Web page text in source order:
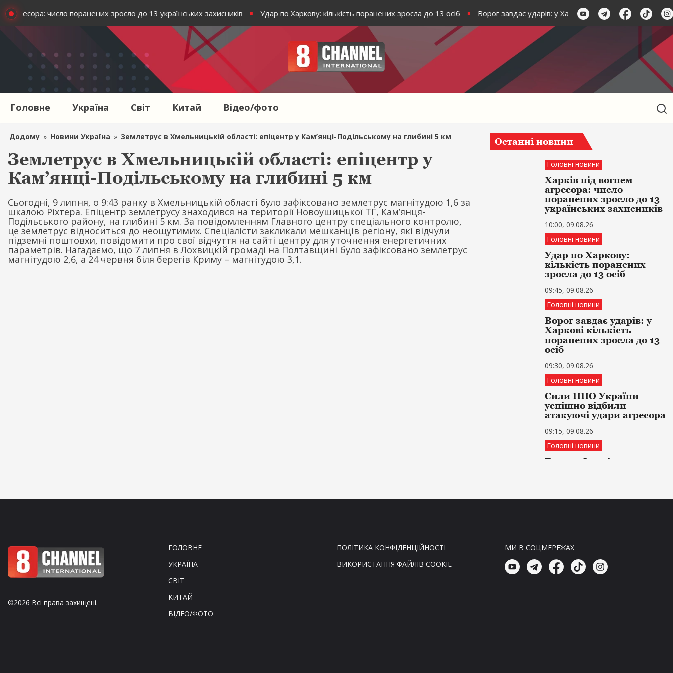
агресора: число поранених зросло до 13 українських захисників Удар по Харкову: кількість поранених зросла до 13 осіб Ворог завдає ударів: у Харкові кількість поранених
Головне Україна Світ Китай Відео/фото
Додому » Новини Україна » Землетрус в Хмельницькій області: епіцентр у Кам’янці-Подільському на глибині 5 км
Землетрус в Хмельницькій області: епіцентр у
Кам’янці-Подільському на глибині 5 км
Сьогодні, 9 липня, о 9:43 ранку в Хмельницькій області було зафіксовано землетрус магнітудою 1,6 за
шкалою Ріхтера. Епіцентр землетрусу знаходився на території Новоушицької ТГ, Кам’янця-
Подільського району, на глибині 5 км. За повідомленням Главного центру спеціального контролю,
це землетрус відноситься до неощутимих. Спеціалісти закликали мешканців регіону, які відчули
підземні поштовхи, повідомити про свої відчуття на сайті центру для уточнення енергетичних
параметрів. Нагадаємо, що 7 липня в Лохвицкій громаді на Полтавщині було зафіксовано землетрус
магнітудою 2,6, а 24 червня біля берегів Криму – магнітудою 3,1.
Останні новини
Головні новини
Харків під вогнем
агресора: число
поранених зросло до 13
українських захисників
10:00, 09.08.26
Головні новини
Удар по Харкову:
кількість поранених
зросла до 13 осіб
09:45, 09.08.26
Головні новини
Ворог завдає ударів: у
Харкові кількість
поранених зросла до 13
осіб
09:30, 09.08.26
Головні новини
Сили ППО України
успішно відбили
атакуючі удари агресора
09:15, 09.08.26
Головні новини
Генштаб повідомляє про
Головні новини
08:45, 09.08.26
Головні новини
©2026 Всі права захищені.
ГОЛОВНЕ
УКРАЇНА
СВІТ
КИТАЙ
ВІДЕО/ФОТО
ПОЛІТИКА КОНФІДЕНЦІЙНОСТІ
ВИКОРИСТАННЯ ФАЙЛІВ COOKIE
МИ В СОЦМЕРЕЖАХ